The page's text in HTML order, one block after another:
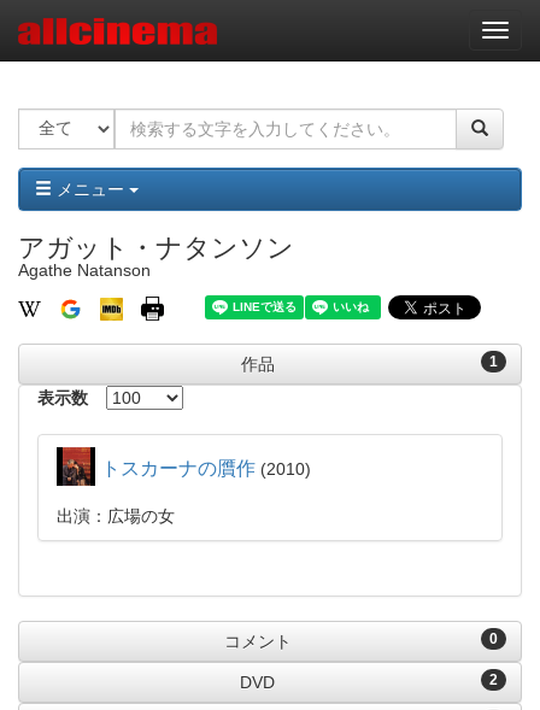
ナ
ビ
ー
ョ
ン
メニュー
アガット・ナタンソン
Agathe Natanson
1
作品
表示数
トスカーナの贋作 2010
出演：広場の女
0
コメント
2
DVD